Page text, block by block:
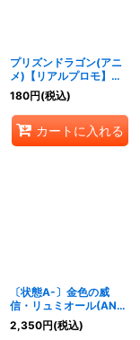
プリズンドラゴン(アニ
メ)【リアルプロモ】
{SV1-49}《ドラゴン》
180円(税込)
カートに入れる
〔状態A-〕金色の威
信・リュミオール(ANV)
【リアルプロモ】{-}
《ドラゴン》
2,350円(税込)